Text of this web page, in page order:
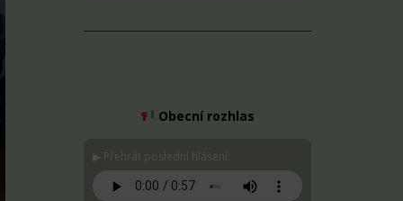
Obecní rozhlas
▶ Přehrát poslední hlášení: